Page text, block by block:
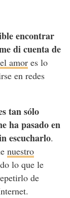
encontrar
di cuenta de
amores lo
en redes
tan sólo
ha pasado en
escucharlo.
nuestro
lo que le
de